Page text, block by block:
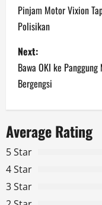
o
s
t
n
a
v
i
g
Pinjam Motor Vixion
Polisikan
Next:
Bawa OKI ke
Bergengsi
Average Rating
5 Star
4 Star
3 Star